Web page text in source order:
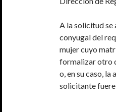
A la solicitud se
conyugal del
mujercuyo
formalizar otro
o, en su caso,
solicitante